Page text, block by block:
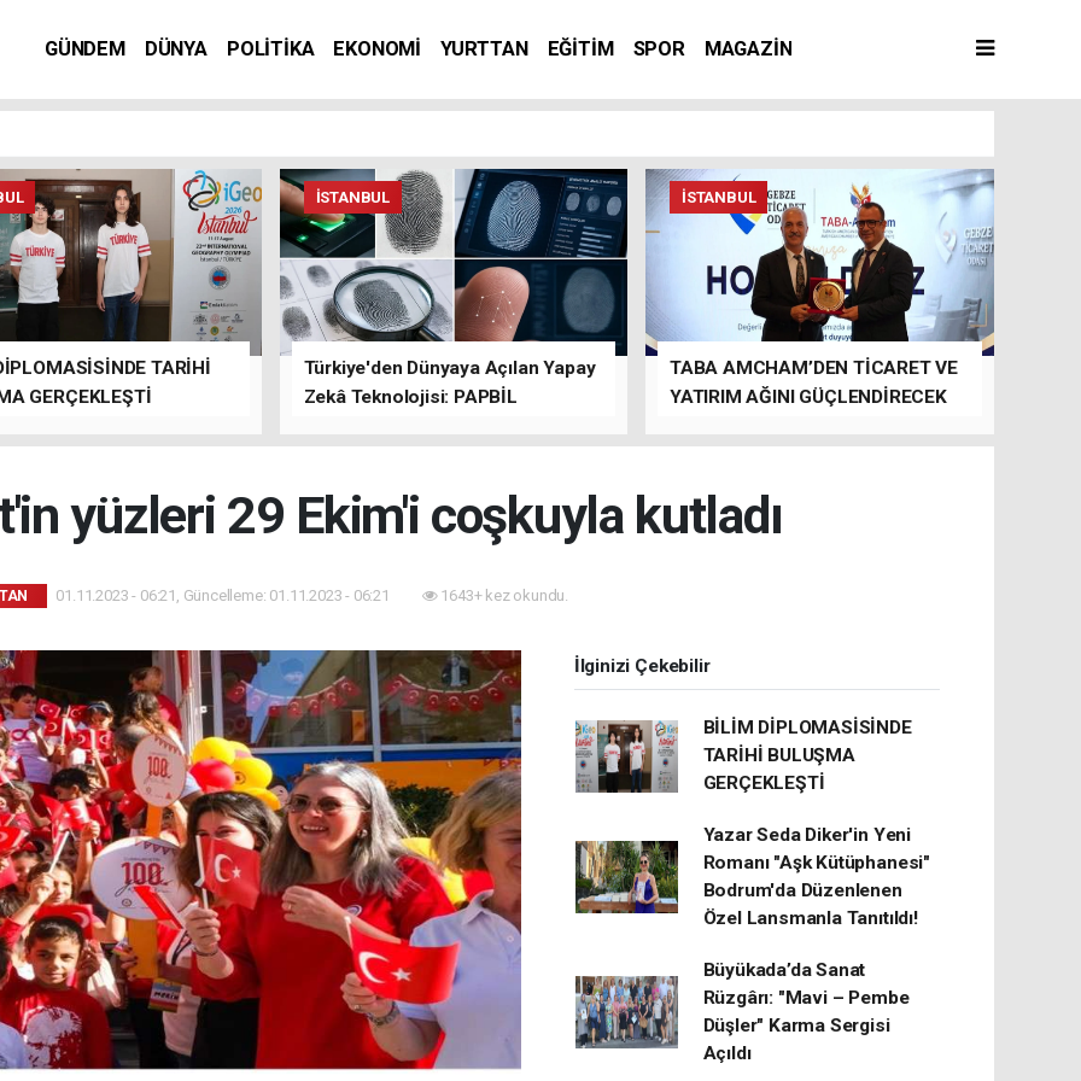
GÜNDEM DÜNYA POLİTİKA EKONOMİ YURTTAN EĞİTİM SPOR MAGAZİN
TARİHİ
GERÇEKLEŞTİ
İSTANBUL
Türkiye'den Dünyaya Açılan Yapay
Zekâ Teknolojisi: PAPBİL
İSTANBUL
TABA AMCHAM’DEN TİCARET VE
YATIRIM AĞINI GÜÇLENDİRECEK
yüzleri 29 Ekim'i coşkuyla kutladı
01.11.2023 - 06:21, Güncelleme: 01.11.2023 - 06:21 1643+ kez okundu.
İlginizi Çekebilir
BİLİM DİPLOMASİSİNDE
TARİHİ BULUŞMA
GERÇEKLEŞTİ
Yazar Seda Diker'in Yeni
Romanı "Aşk Kütüphanesi"
Bodrum'da Düzenlenen
Özel Lansmanla Tanıtıldı!
Büyükada’da Sanat
Rüzgârı: "Mavi – Pembe
Düşler" Karma Sergisi
Açıldı